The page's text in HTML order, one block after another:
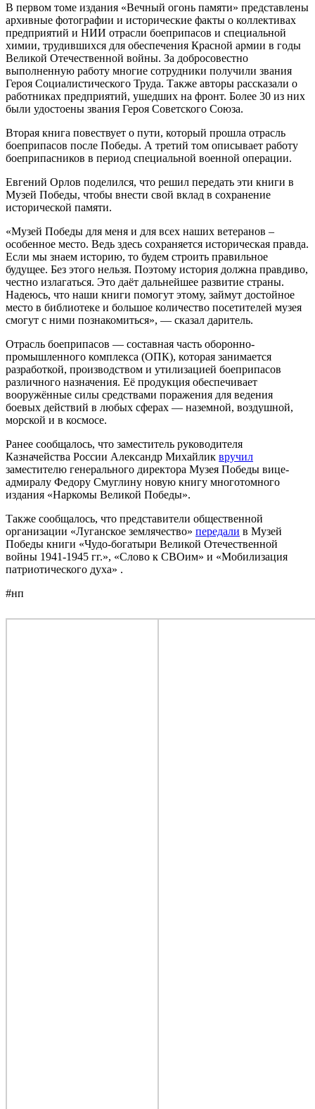
В первом томе издания «Вечный огонь памяти» представлены
архивные фотографии и исторические факты о коллективах
предприятий и НИИ отрасли боеприпасов и специальной
химии, трудившихся для обеспечения Красной армии в годы
Великой Отечественной войны. За добросовестно
выполненную работу многие сотрудники получили звания
Героя Социалистического Труда. Также авторы рассказали о
работниках предприятий, ушедших на фронт. Более 30 из них
были удостоены звания Героя Советского Союза.
Вторая книга повествует о пути, который прошла отрасль
боеприпасов после Победы. А третий том описывает работу
боеприпасников в период специальной военной операции.
Евгений Орлов поделился, что решил передать эти книги в
Музей Победы, чтобы внести свой вклад в сохранение
исторической памяти.
«Музей Победы для меня и для всех наших ветеранов –
особенное место. Ведь здесь сохраняется историческая правда.
Если мы знаем историю, то будем строить правильное
будущее. Без этого нельзя. Поэтому история должна правдиво,
честно излагаться. Это даёт дальнейшее развитие страны.
Надеюсь, что наши книги помогут этому, займут достойное
место в библиотеке и большое количество посетителей музея
смогут с ними познакомиться», — сказал даритель.
Отрасль боеприпасов — составная часть оборонно-
промышленного комплекса (ОПК), которая занимается
разработкой, производством и утилизацией боеприпасов
различного назначения. Её продукция обеспечивает
вооружённые силы средствами поражения для ведения
боевых действий в любых сферах — наземной, воздушной,
морской и в космосе.
Ранее сообщалось, что заместитель руководителя
Казначейства России Александр Михайлик вручил
заместителю генерального директора Музея Победы вице-
адмиралу Федору Смуглину новую книгу многотомного
издания «Наркомы Великой Победы».
Также сообщалось, что представители общественной
организации «Луганское землячество» передали в Музей
Победы книги «Чудо-богатыри Великой Отечественной
войны 1941-1945 гг.», «Слово к СВОим» и «Мобилизация
патриотического духа» .
#нп